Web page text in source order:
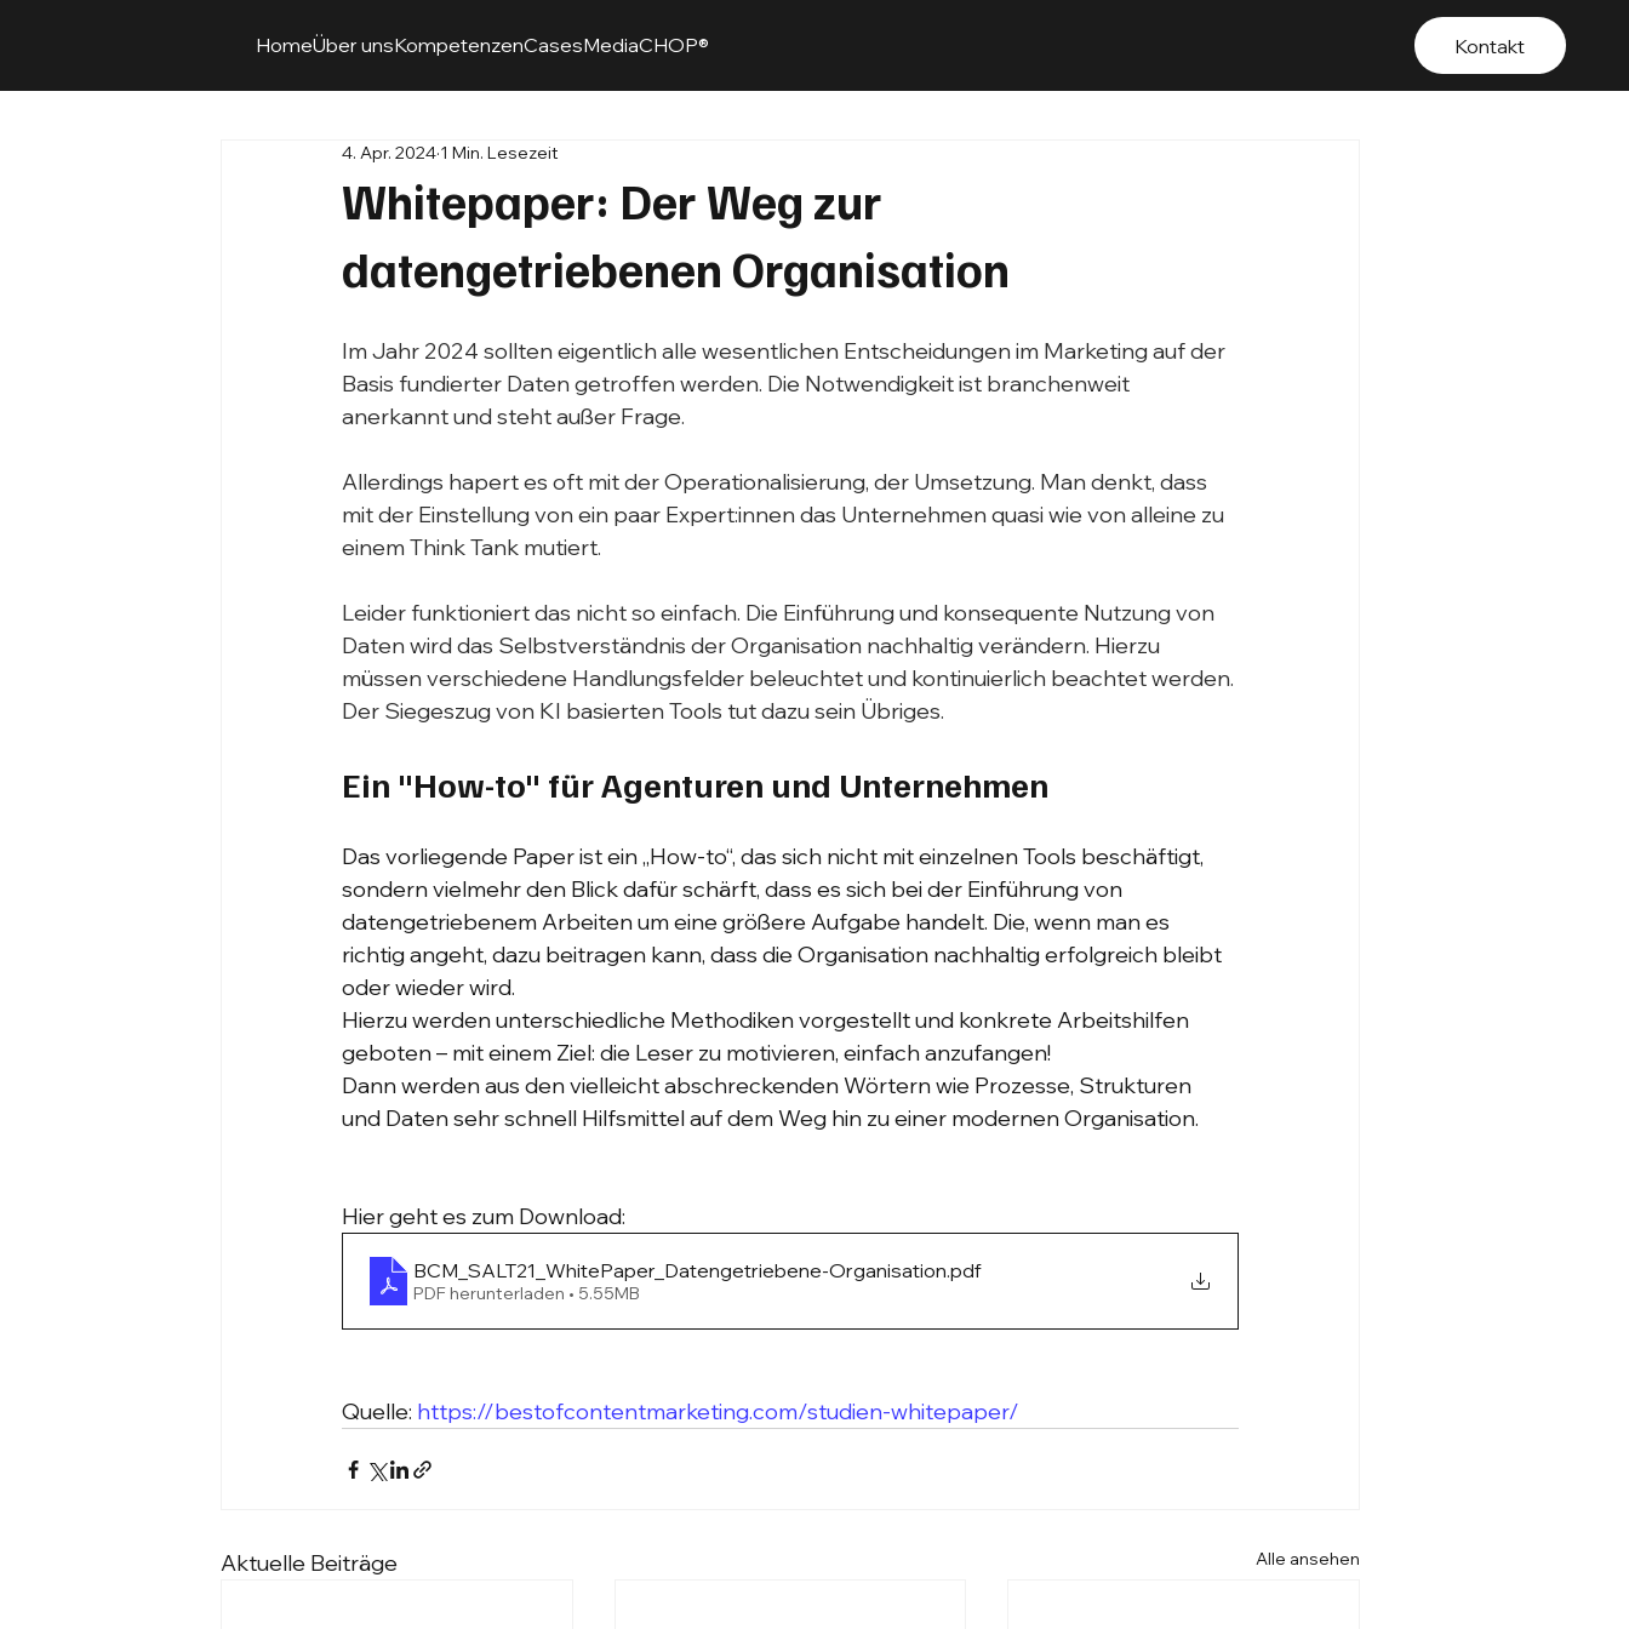
HomeÜber unsKompetenzenCasesMediaCHOP® Kontakt
Whitepaper: Der Weg zur
datengetriebenen Organisation
4. Apr. 2024 1 Min. Lesezeit
Im Jahr 2024 sollten eigentlich alle wesentlichen Entscheidungen im Marketing auf der
Basis fundierter Daten getroffen werden. Die Notwendigkeit ist branchenweit
anerkannt und steht außer Frage.
Allerdings hapert es oft mit der Operationalisierung, der Umsetzung. Man denkt, dass
mit der Einstellung von ein paar Expert:innen das Unternehmen quasi wie von alleine zu
einem Think Tank mutiert.
Leider funktioniert das nicht so einfach. Die Einführung und konsequente Nutzung von
Daten wird das Selbstverständnis der Organisation nachhaltig verändern. Hierzu
müssen verschiedene Handlungsfelder beleuchtet und kontinuierlich beachtet werden.
Der Siegeszug von KI basierten Tools tut dazu sein Übriges.
Ein "How-to" für Agenturen und Unternehmen
Das vorliegende Paper ist ein „How-to“, das sich nicht mit einzelnen Tools beschäftigt,
sondern vielmehr den Blick dafür schärft, dass es sich bei der Einführung von
datengetriebenem Arbeiten um eine größere Aufgabe handelt. Die, wenn man es
richtig angeht, dazu beitragen kann, dass die Organisation nachhaltig erfolgreich bleibt
oder wieder wird.
Hierzu werden unterschiedliche Methodiken vorgestellt und konkrete Arbeitshilfen
geboten – mit einem Ziel: die Leser zu motivieren, einfach anzufangen!
Dann werden aus den vielleicht abschreckenden Wörtern wie Prozesse, Strukturen
und Daten sehr schnell Hilfsmittel auf dem Weg hin zu einer modernen Organisation.
Hier geht es zum Download:
BCM_SALT21_WhitePaper_Datengetriebene-Organisation.pdf
PDF herunterladen • 5.55MB
Quelle: https://bestofcontentmarketing.com/studien-whitepaper/
Aktuelle Beiträge Alle ansehen